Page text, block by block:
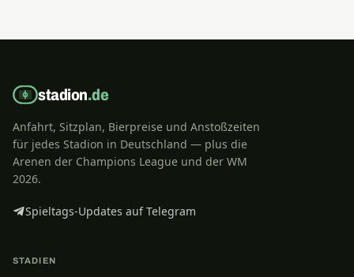
stadion.de
Anfahrt, Sitzplan, Bierpreise und Anstoßzeiten
für jedes Stadion in Deutschland — plus die
Arenen der Champions League und der WM
2026.
Spieltags-Updates auf Telegram
STADIEN